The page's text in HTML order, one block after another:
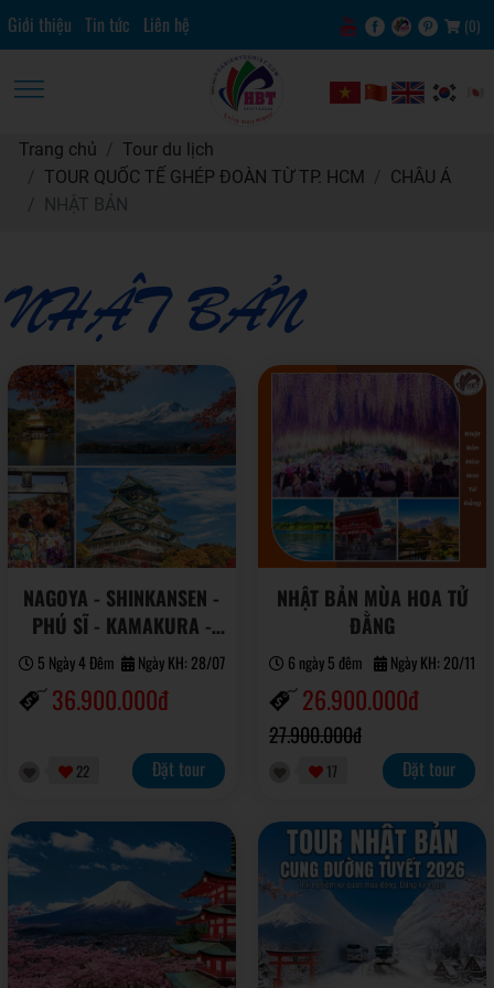
Giới thiệu Tin tức Liên hệ (0)
Trang chủ
Tour du lịch
TOUR QUỐC TẾ GHÉP ĐOÀN TỪ TP. HCM
CHÂU Á
NHẬT BẢN
NHẬT BẢN
NAGOYA - SHINKANSEN -
PHÚ SĨ - KAMAKURA -
TOKYO (5N4Đ)
5 Ngày 4 Đêm Ngày KH: 28/07
36.900.000đ
22 Đặt tour
NHẬT BẢN MÙA HOA TỬ
ĐẰNG
6 ngày 5 đêm Ngày KH: 20/11
26.900.000đ
27.900.000đ
17 Đặt tour